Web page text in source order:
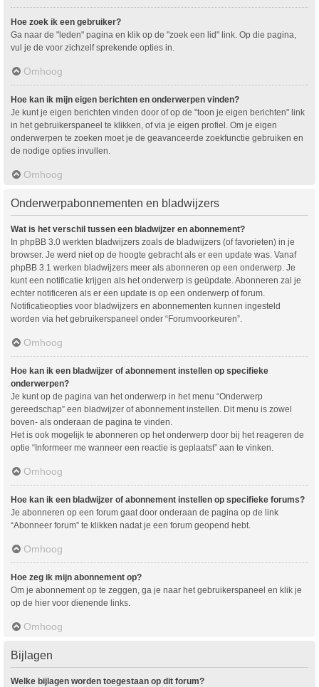
Hoe zoek ik een gebruiker?
Ga naar de "leden" pagina en klik op de "zoek een lid" link. Op die pagina,
vul je de voor zichzelf sprekende opties in.
Omhoog
Hoe kan ik mijn eigen berichten en onderwerpen vinden?
Je kunt je eigen berichten vinden door of op de "toon je eigen berichten" link
in het gebruikerspaneel te klikken, of via je eigen profiel. Om je eigen
onderwerpen te zoeken moet je de geavanceerde zoekfunctie gebruiken en
de nodige opties invullen.
Omhoog
Onderwerpabonnementen en bladwijzers
Wat is het verschil tussen een bladwijzer en abonnement?
In phpBB 3.0 werkten bladwijzers zoals de bladwijzers (of favorieten) in je
browser. Je werd niet op de hoogte gebracht als er een update was. Vanaf
phpBB 3.1 werken bladwijzers meer als abonneren op een onderwerp. Je
kunt een notificatie krijgen als het onderwerp is geüpdate. Abonneren zal je
echter notificeren als er een update is op een onderwerp of forum.
Notificatieopties voor bladwijzers en abonnementen kunnen ingesteld
worden via het gebruikerspaneel onder “Forumvoorkeuren”.
Omhoog
Hoe kan ik een bladwijzer of abonnement instellen op specifieke
onderwerpen?
Je kunt op de pagina van het onderwerp in het menu “Onderwerp
gereedschap” een bladwijzer of abonnement instellen. Dit menu is zowel
boven- als onderaan de pagina te vinden.
Het is ook mogelijk te abonneren op het onderwerp door bij het reageren de
optie “Informeer me wanneer een reactie is geplaatst” aan te vinken.
Omhoog
Hoe kan ik een bladwijzer of abonnement instellen op specifieke forums?
Je abonneren op een forum gaat door onderaan de pagina op de link
“Abonneer forum” te klikken nadat je een forum geopend hebt.
Omhoog
Hoe zeg ik mijn abonnement op?
Om je abonnement op te zeggen, ga je naar het gebruikerspaneel en klik je
op de hier voor dienende links.
Omhoog
Bijlagen
Welke bijlagen worden toegestaan op dit forum?